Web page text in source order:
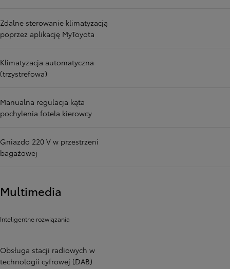
Zdalne sterowanie klimatyzacją
poprzez aplikację MyToyota
Klimatyzacja automatyczna
(trzystrefowa)
Manualna regulacja kąta
pochylenia fotela kierowcy
Gniazdo 220 V w przestrzeni
bagażowej
Multimedia
Inteligentne rozwiązania
Obsługa stacji radiowych w
technologii cyfrowej (DAB)